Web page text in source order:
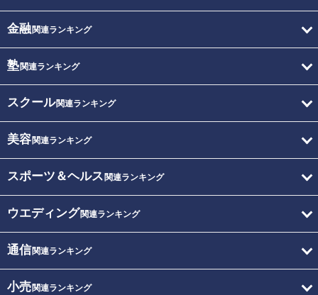
金融関連ランキング
塾関連ランキング
スクール関連ランキング
美容関連ランキング
スポーツ＆ヘルス 関連ランキング
ウエディング関連ランキング
通信関連ランキング
小売関連ランキング